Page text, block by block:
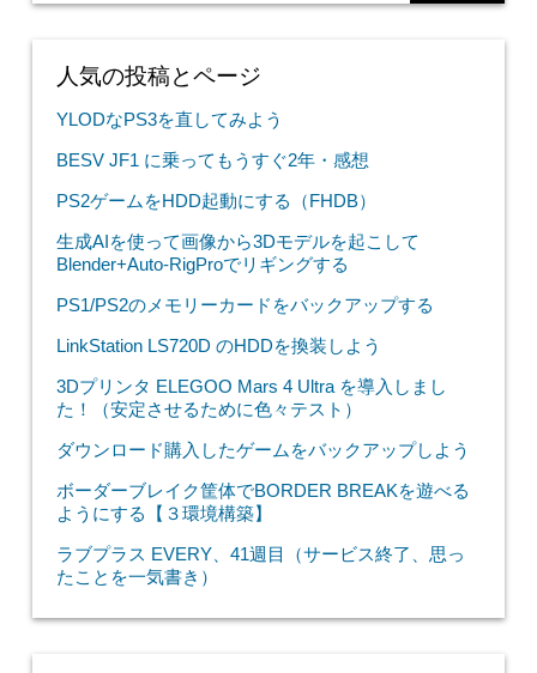
人気の投稿とページ
YLODなPS3を直してみよう
BESV JF1 に乗ってもうすぐ2年・感想
PS2ゲームをHDD起動にする（FHDB）
生成AIを使って画像から3Dモデルを起こして
Blender+Auto-RigProでリギングする
PS1/PS2のメモリーカードをバックアップする
LinkStation LS720D のHDDを換装しよう
3Dプリンタ ELEGOO Mars 4 Ultra を導入しまし
た！（安定させるために色々テスト）
ダウンロード購入したゲームをバックアップしよう
ボーダーブレイク筐体でBORDER BREAKを遊べる
ようにする【３環境構築】
ラブプラス EVERY、41週目（サービス終了、思っ
たことを一気書き）